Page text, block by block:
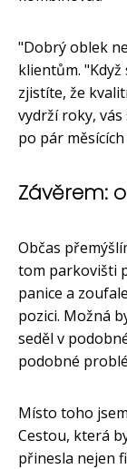
"Dobrý oblek
klientům.
zjistíte, že
vydrží roky,
po pár
Závěrem:
Občas
tom parkovišti
panice a
pozici. Možná
seděl v
podobné
Místo toho
Cestou, která
přinesla nejen